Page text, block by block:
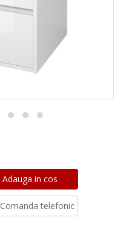
Comanda telefonic